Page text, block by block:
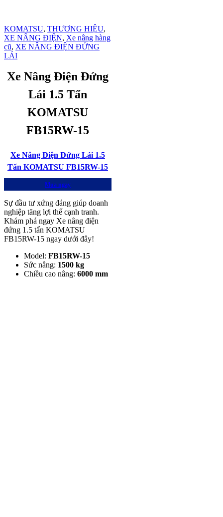
KOMATSU, THƯƠNG HIỆU,
XE NÂNG ĐIỆN, Xe nâng hàng
cũ, XE NÂNG ĐIỆN ĐỨNG
LÁI
Xe Nâng Điện Đứng
Lái 1.5 Tấn
KOMATSU
FB15RW-15
Xe Nâng Điện Đứng Lái 1.5
Tấn KOMATSU FB15RW-15
Mua ngay
Sự đầu tư xứng đáng giúp doanh
nghiệp tăng lợi thế cạnh tranh.
Khám phá ngay Xe nâng điện
đứng 1.5 tấn KOMATSU
FB15RW-15 ngay dưới đây!
Model: FB15RW-15
Sức nâng: 1500 kg
Chiều cao nâng: 6000 mm